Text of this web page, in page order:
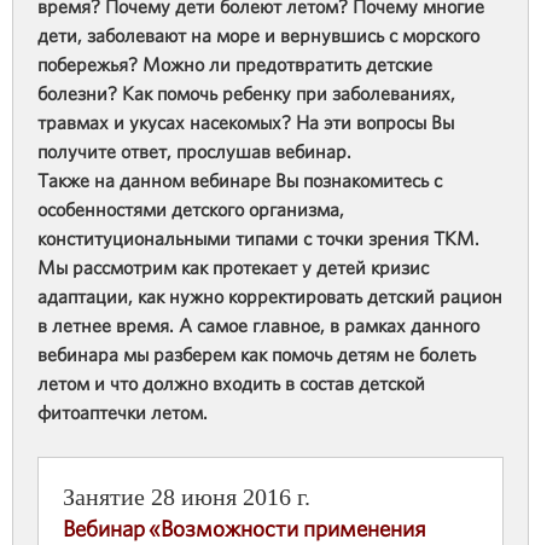
время? Почему дети болеют летом? Почему многие
дети, заболевают на море и вернувшись с морского
побережья? Можно ли предотвратить детские
болезни? Как помочь ребенку при заболеваниях,
травмах и укусах насекомых? На эти вопросы Вы
получите ответ, прослушав вебинар.
Также на данном вебинаре Вы познакомитесь с
особенностями детского организма,
конституциональными типами с точки зрения ТКМ.
Мы рассмотрим как протекает у детей кризис
адаптации, как нужно корректировать детский рацион
в летнее время. А самое главное, в рамках данного
вебинара мы разберем как помочь детям не болеть
летом и что должно входить в состав детской
фитоаптечки летом.
Занятие 28 июня 2016 г.
Вебинар «Возможности применения